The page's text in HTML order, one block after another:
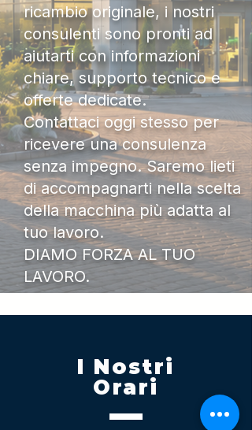
ricambio originale, i nostri
consulenti sono pronti ad
aiutarti con informazioni
chiare, supporto tecnico e
offerte dedicate.
Contattaci oggi stesso per
ricevere una consulenza
senza impegno. Saremo lieti
di accompagnarti nella scelta
della macchina più adatta al
tuo lavoro.
DIAMO FORZA AL TUO
LAVORO.
I Nostri
Orari